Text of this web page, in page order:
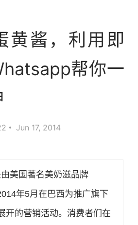
黄酱，利用即
帮你一
Jun 17, 2014
美国著名美奶滋品牌
年5月在巴西为推广旗下
开的营销活动。消费者们在